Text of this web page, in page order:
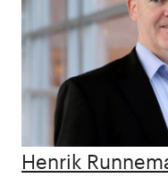
Henrik